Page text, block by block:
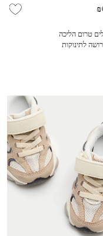
טרום הליכה
לתינוקות